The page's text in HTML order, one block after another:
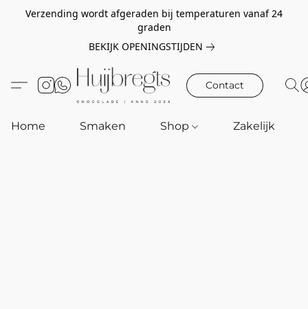
Verzending wordt afgeraden bij temperaturen vanaf 24
graden
BEKIJK OPENINGSTIJDEN
Contact
Home Smaken Shop Zakelijk